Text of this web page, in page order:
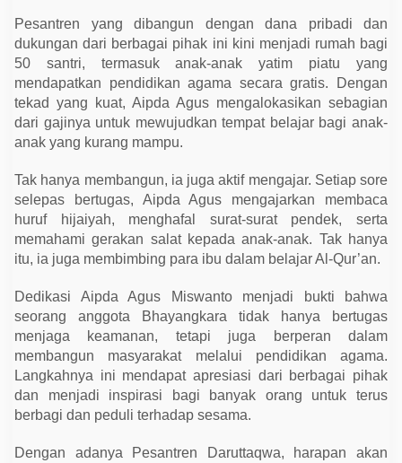
a
n
P
e
s
a
n
t
r
e
n
t
u
k
A
n
a
a
t
m
Pesantren yang dibangun dengan dana pribadi dan
dukungan dari berbagai pihak ini kini menjadi rumah bagi
50 santri, termasuk anak-anak yatim piatu yang
mendapatkan pendidikan agama secara gratis. Dengan
tekad yang kuat, Aipda Agus mengalokasikan sebagian
dari gajinya untuk mewujudkan tempat belajar bagi anak-
anak yang kurang mampu.
Tak hanya membangun, ia juga aktif mengajar. Setiap sore
selepas bertugas, Aipda Agus mengajarkan membaca
huruf hijaiyah, menghafal surat-surat pendek, serta
memahami gerakan salat kepada anak-anak. Tak hanya
itu, ia juga membimbing para ibu dalam belajar Al-Qur’an.
Dedikasi Aipda Agus Miswanto menjadi bukti bahwa
seorang anggota Bhayangkara tidak hanya bertugas
menjaga keamanan, tetapi juga berperan dalam
membangun masyarakat melalui pendidikan agama.
Langkahnya ini mendapat apresiasi dari berbagai pihak
dan menjadi inspirasi bagi banyak orang untuk terus
berbagi dan peduli terhadap sesama.
Dengan adanya Pesantren Daruttaqwa, harapan akan